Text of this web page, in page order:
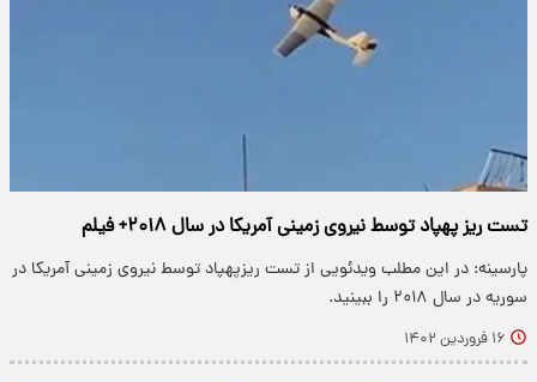
تست ریز پهپاد توسط نیروی زمینی آمریکا در سال ۲۰۱۸+ فیلم
پارسینه: در این مطلب ویدئویی از تست ریزپهپاد توسط نیروی زمینی آمریکا در
سوریه در سال ۲۰۱۸ را ببینید.
۱۶ فروردین ۱۴۰۲